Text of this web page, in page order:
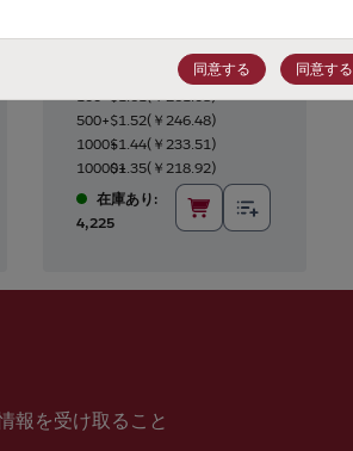
データシート
￥274.05)
100+$1.61(￥261.08)
500+$1.52(￥246.48)
1000+$1.44(￥233.51)
10000+$1.35(￥218.92)
在庫あり:
4,225
報を受け取ること
同意する 同意する